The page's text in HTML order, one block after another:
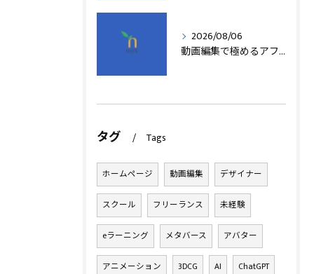
2026/08/06
動画編集で極めるアフターエフェクト基本技術
タグ Tags
ホームページ 動画編集 デザイナー
スクール フリーランス 未経験
eラーニング メタバース アバター
アニメーション 3DCG AI ChatGPT